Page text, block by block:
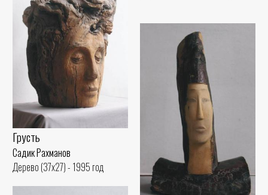
Грусть
Садик Рахманов
Дерево (37x27) - 1995 год